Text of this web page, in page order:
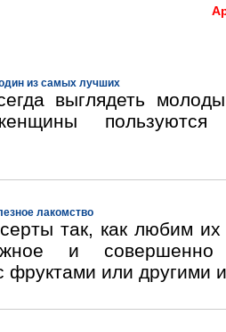
из самых лучших
выглядеть
пользуются
лакомство
так, как любим
и
фруктами или другими